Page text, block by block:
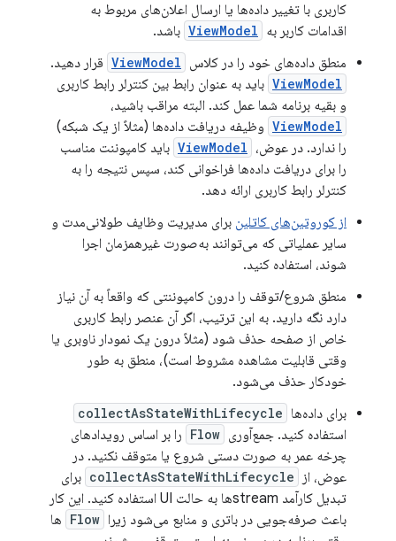
کاربری با تغییر داده‌ها یا ارسال اعلان‌های مربوط به
اقدامات کاربر به ViewModel باشد.
منطق داده‌های خود را در کلاس ViewModel قرار دهید.
ViewModel باید به عنوان رابط بین کنترلر رابط کاربری
و بقیه برنامه شما عمل کند. البته مراقب باشید،
ViewModel وظیفه دریافت داده‌ها (مثلاً از یک شبکه)
را ندارد. در عوض، ViewModel باید کامپوننت مناسب
را برای دریافت داده‌ها فراخوانی کند، سپس نتیجه را به
کنترلر رابط کاربری ارائه دهد.
از کوروتین‌های کاتلین برای مدیریت وظایف طولانی‌مدت و
سایر عملیاتی که می‌توانند به‌صورت غیرهمزمان اجرا
شوند، استفاده کنید.
منطق شروع/توقف را درون کامپوننتی که واقعاً به آن نیاز
دارد نگه دارید. به این ترتیب، اگر آن عنصر رابط کاربری
خاص از صفحه حذف شود (مثلاً درون یک نمودار ناوبری یا
وقتی قابلیت مشاهده مشروط است)، منطق به طور
خودکار حذف می‌شود.
برای داده‌ها collectAsStateWithLifecycle
استفاده کنید. جمع‌آوری Flow را بر اساس رویدادهای
چرخه عمر به صورت دستی شروع یا متوقف نکنید. در
عوض، از
collectAsStateWithLifecycle برای
تبدیل کارآمد streamها به حالت UI استفاده کنید. این کار
باعث صرفه‌جویی در باتری و منابع می‌شود زیرا Flow ها